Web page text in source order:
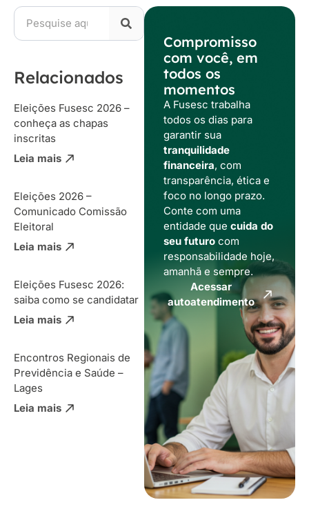
Relacionados
Eleições Fusesc 2026 –
conheça as chapas
inscritas
Leia mais
Eleições 2026 –
Comunicado Comissão
Eleitoral
Leia mais
Eleições Fusesc 2026:
saiba como se candidatar
Leia mais
Encontros Regionais de
Previdência e Saúde –
Lages
Leia mais
Compromisso
com você, em
todos os
momentos
A Fusesc trabalha
todos os dias para
garantir sua
tranquilidade
financeira, com
transparência, ética e
foco no longo prazo.
Conte com uma
entidade que cuida do
seu futurocom
responsabilidade hoje,
amanhã e sempre.
Acessar
autoatendimento